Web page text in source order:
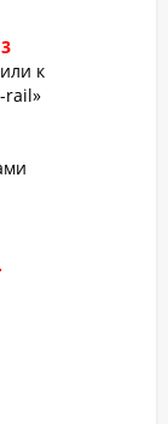
к
rail»